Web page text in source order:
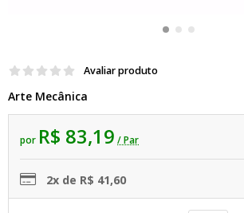
Avaliar produto
Arte Mecânica
por R$ 83,19 / Par
2x de R$ 41,60